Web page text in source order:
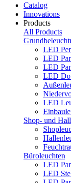
Catalog
Innovations
Products
All Products
LED
LED
LED
LED
LED
Shop- und
Büroleuchten
LED
LED